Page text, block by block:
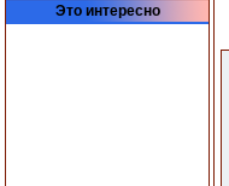
Это интересно